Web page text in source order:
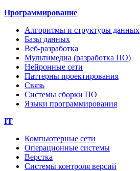
Программирование
Алгоритмы и структуры данных
Базы данных
Веб-разработка
Мультимедиа (разработка ПО)
Нейронные сети
Паттерны проектирования
Связь
Системы сборки ПО
Языки программирования
IT
Компьютерные сети
Операционные системы
Верстка
Системы контроля версий